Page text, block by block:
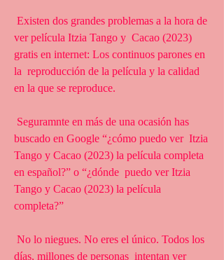
ver película Itzia Tango y  Cacao (2023)
gratis en internet: Los continuos parones en
la  reproducción de la película y la calidad
en la que se reproduce.
buscado en Google “¿cómo puedo ver  Itzia
Tango y Cacao (2023) la película completa
en español?” o “¿dónde  puedo ver Itzia
Tango y Cacao (2023) la película
completa?”
días, millones de personas  intentan ver